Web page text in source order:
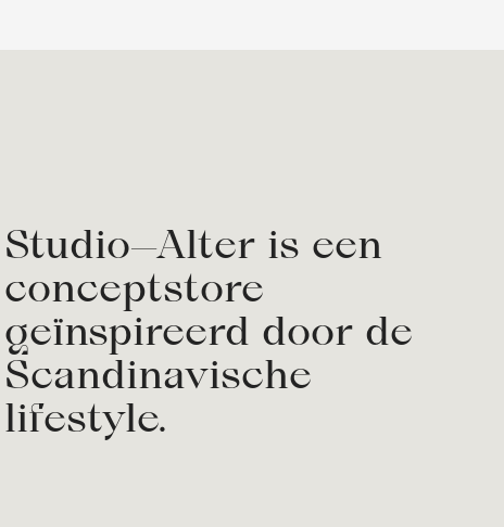
Studio—Alter is een
conceptstore
geïnspireerd door de
Scandinavische
lifestyle.